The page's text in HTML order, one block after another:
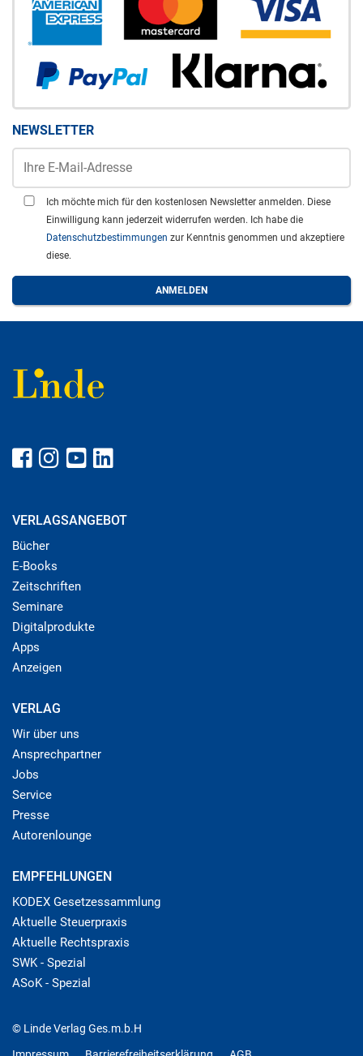
NEWSLETTER
Ich möchte mich für den kostenlosen Newsletter anmelden. Diese
Einwilligung kann jederzeit widerrufen werden. Ich habe die
Datenschutzbestimmungen zur Kenntnis genommen und akzeptiere
diese.
VERLAGSANGEBOT
Bücher
E-Books
Zeitschriften
Seminare
Digitalprodukte
Apps
Anzeigen
VERLAG
Wir über uns
Ansprechpartner
Jobs
Service
Presse
Autorenlounge
EMPFEHLUNGEN
KODEX Gesetzessammlung
Aktuelle Steuerpraxis
Aktuelle Rechtspraxis
SWK - Spezial
ASoK - Spezial
© Linde Verlag Ges.m.b.H